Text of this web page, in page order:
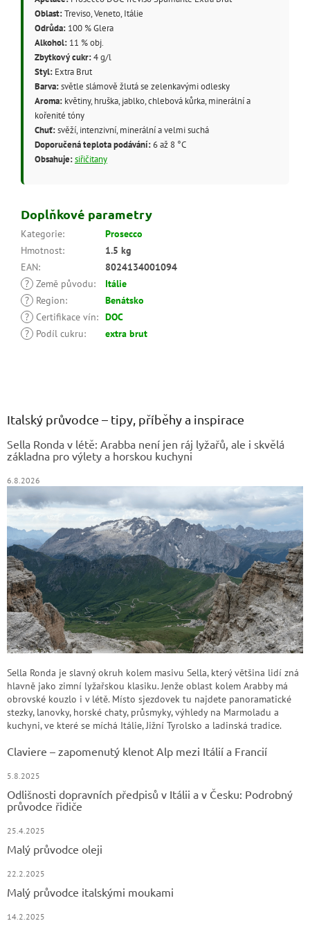
Oblast:Treviso, Veneto, Itálie
Odrůda:100 % Glera
Alkohol:11 % obj.
Zbytkový cukr:4 g/l
Styl:Extra Brut
Barva:světle slámově žlutá se zelenkavými odlesky
Aroma:květiny, hruška, jablko, chlebová kůrka, minerální a
kořenité tóny
Chuť:svěží, intenzivní, minerální a velmi suchá
Doporučená teplota podávání:6 až 8 °C
Obsahuje:siřičitany
Doplňkové parametry
Kategorie:
Prosecco
Hmotnost:
1.5 kg
EAN:
8024134001094
? Země původu:
Itálie
?
Region:
Benátsko
? Certifikace vín: DOC
?
Podíl cukru: extra brut
Italský průvodce – tipy, příběhy a inspirace
Sella Ronda v létě: Arabba není jen ráj lyžařů, ale i skvělá
základna pro výlety a horskou kuchyni
6.8.2026
Sella Ronda je slavný okruh kolem masivu Sella, který většina lidí zná
hlavně jako zimní lyžařskou klasiku. Jenže oblast kolem Arabby má
obrovské kouzlo i v létě. Místo sjezdovek tu najdete panoramatické
stezky, lanovky, horské chaty, průsmyky, výhledy na Marmoladu a
kuchyni, ve které se míchá Itálie, Jižní Tyrolsko a ladinská tradice.
Claviere – zapomenutý klenot Alp mezi Itálií a Francií
5.8.2025
Odlišnosti dopravních předpisů v Itálii a v Česku: Podrobný
průvodce řidiče
25.4.2025
Malý průvodce oleji
22.2.2025
Malý průvodce italskými moukami
14.2.2025